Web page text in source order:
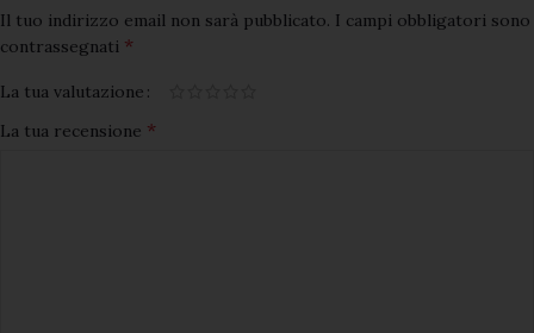
Il tuo indirizzo email non sarà pubblicato. I campi obbligatori sono
contrassegnati *
La tua valutazione
La tua recensione *